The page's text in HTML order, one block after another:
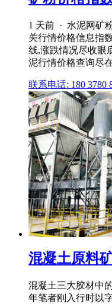
1 天前 · 水泥网矿
关行情价格信息指
线,涨跌情况尽收眼
泥行情价格查询尽
联系电话: 180 3780
混凝土原料
混凝土三大胶材中
年笔者刚入行时以